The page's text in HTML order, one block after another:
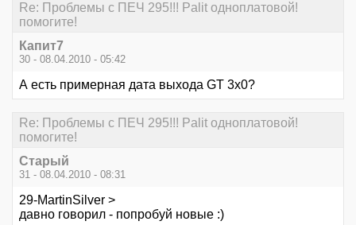
Re: Проблемы с ПЕЧ 295!!! Palit одноплатовой!
помогите!
Капит7
30 - 08.04.2010 - 05:42
А есть примерная дата выхода GT 3x0?
Re: Проблемы с ПЕЧ 295!!! Palit одноплатовой!
помогите!
Старый
31 - 08.04.2010 - 08:31
29-MartinSilver >
давно говорил - попробуй новые :)